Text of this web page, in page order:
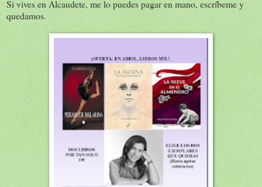
Si vives en Alcaudete, me lo puedes pagar en mano, escríbeme y
quedamos.